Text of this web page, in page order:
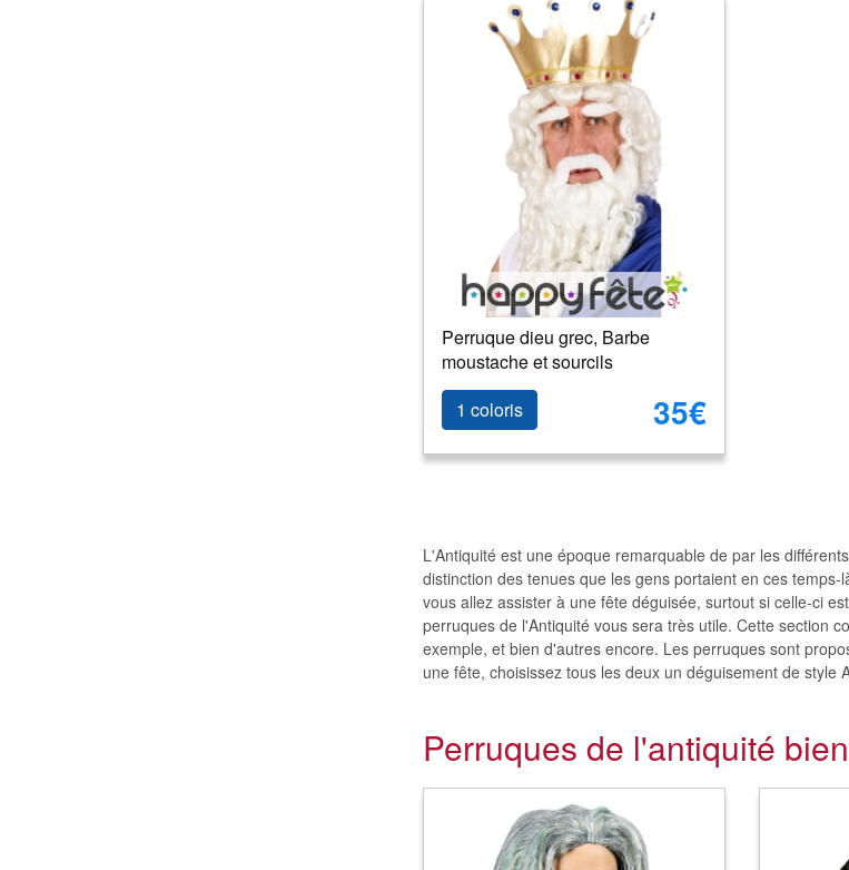
Perruque dieu grec, Barbe
moustache et sourcils
1 coloris
35€
L'Antiquité est une époque remarquable de par les
distinction des tenues que les gens portaient en ces
vous allez assister à une fête déguisée, surtout si celle-ci
perruques de l'Antiquité vous sera très utile. Cette section
exemple, et bien d'autres encore. Les perruques sont
une fête, choisissez tous les deux un déguisement de style
Perruques de l'antiquité